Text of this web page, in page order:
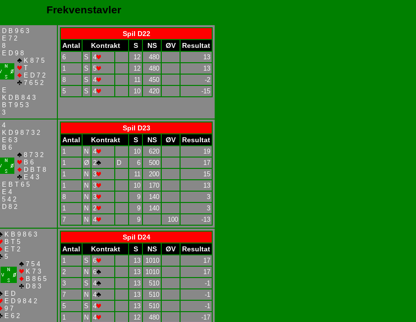
Frekvenstavler
D B 9 6 3
E 7 2
8
E D 9 8
K 8 7 5
T
E D 7 2
7 6 5 2
E
K D B 8 4 3
B T 9 5 3
3
Spil D22
Antal
Kontrakt S NS ØV Resultat
6 S 4 12 480
13
1
S 5 12 480
13
8
S 4 11 450
-2
5
S 4 10 420 -15
4
K D 9 8 7 3 2
E 6 3
B 6
8 7 3 2
B 6
D B T 8
E 4 3
E B T 6 5
E 4
5 4 2
D 8 2
Spil D23
Antal
Kontrakt S NS ØV Resultat
1 N 4 10 620
19
1
Ø 2 D 6 500
17
1
N 3 11 200
15
1
N 3 10 170
13
8
N 3 9 140
3
1
N 2 9 140
3
7
N 4 9 100
-13
K B 9 8 6 3
B T 5
E T 2
5
7 5 4
K 7 3
B 8 6 5
D 8 3
E D
E D 9 8 4 2
9 7
E 6 2
Spil D24
Antal
Kontrakt S NS ØV Resultat
1 S 6 13 1010
17
2
N 6 13 1010
17
3
S 4 13 510
-1
7
N 4 13 510
-1
5
S 4 13 510
-1
1
N 4 12 480
-17